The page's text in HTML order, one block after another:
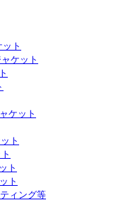
ト
ケット
ケット
ト
ト
ト
ィング等